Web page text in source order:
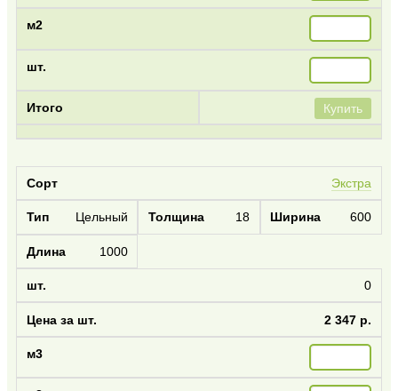
Купить
Экстра
Цельный 18 600
1000
0
2 347 р.